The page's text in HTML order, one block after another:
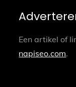
Een artikel of
napiseo.com.